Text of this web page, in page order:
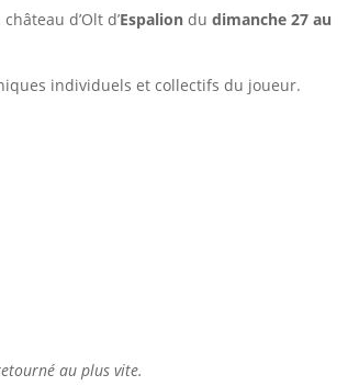
d’Olt d’Espaliondu dimanche 27 au
individuels et collectifs du joueur.
au plus vite.